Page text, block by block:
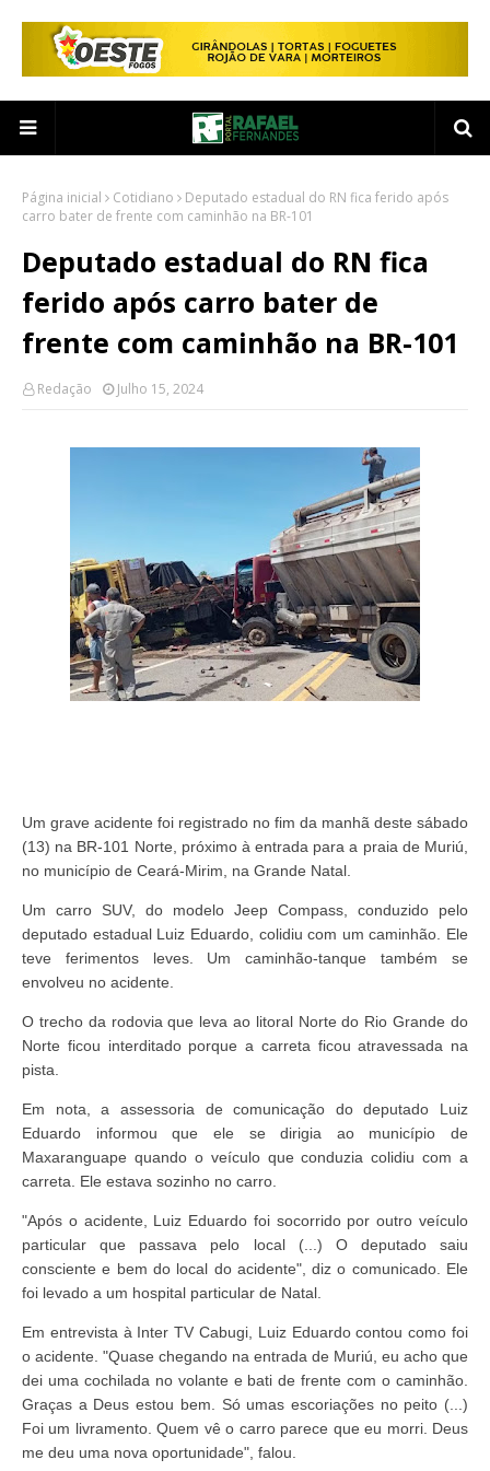
Página inicial Cotidiano
Deputado estadual do RN fica ferido após
carro bater de frente com caminhão na BR-101
Deputado estadual do RN fica
ferido após carro bater de
frente com caminhão na BR-101
Redação Julho 15, 2024
Um grave acidente foi registrado no fim da manhã deste sábado
(13) na BR-101 Norte, próximo à entrada para a praia de Muriú,
no município de Ceará-Mirim, na Grande Natal.
Um carro SUV, do modelo Jeep Compass, conduzido pelo
deputado estadual Luiz Eduardo, colidiu com um caminhão. Ele
teve ferimentos leves. Um caminhão-tanque também se
envolveu no acidente.
O trecho da rodovia que leva ao litoral Norte do Rio Grande do
Norte ficou interditado porque a carreta ficou atravessada na
pista.
Em nota, a assessoria de comunicação do deputado Luiz
Eduardo informou que ele se dirigia ao município de
Maxaranguape quando o veículo que conduzia colidiu com a
carreta. Ele estava sozinho no carro.
"Após o acidente, Luiz Eduardo foi socorrido por outro veículo
particular que passava pelo local (...) O deputado saiu
consciente e bem do local do acidente", diz o comunicado. Ele
foi levado a um hospital particular de Natal.
Em entrevista à Inter TV Cabugi, Luiz Eduardo contou como foi
o acidente. "Quase chegando na entrada de Muriú, eu acho que
dei uma cochilada no volante e bati de frente com o caminhão.
Graças a Deus estou bem. Só umas escoriações no peito (...)
Foi um livramento. Quem vê o carro parece que eu morri. Deus
me deu uma nova oportunidade", falou.